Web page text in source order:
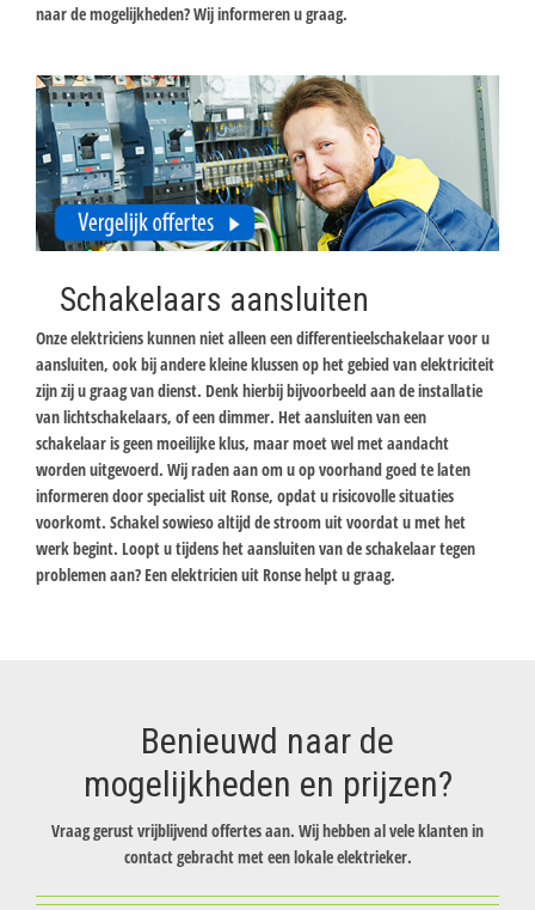
naar de mogelijkheden? Wij informeren u graag.
Schakelaars aansluiten
Onze elektriciens kunnen niet alleen een differentieelschakelaar voor u
aansluiten, ook bij andere kleine klussen op het gebied van elektriciteit
zijn zij u graag van dienst. Denk hierbij bijvoorbeeld aan de installatie
van lichtschakelaars, of een dimmer. Het aansluiten van een
schakelaar is geen moeilijke klus, maar moet wel met aandacht
worden uitgevoerd. Wij raden aan om u op voorhand goed te laten
informeren door specialist uit Ronse, opdat u risicovolle situaties
voorkomt. Schakel sowieso altijd de stroom uit voordat u met het
werk begint. Loopt u tijdens het aansluiten van de schakelaar tegen
problemen aan? Een elektricien uit Ronse helpt u graag.
Benieuwd naar de
mogelijkheden en prijzen?
Vraag gerust vrijblijvend offertes aan. Wij hebben al vele klanten in
contact gebracht met een lokale elektrieker.